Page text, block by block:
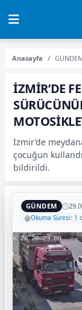
Anasayfa
İZMİR’DE
İzmir’de
çocuğun
bildirildi.
GÜNDEM
Okuma Süresi: 1